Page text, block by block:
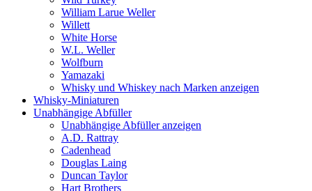
William Larue Weller
Willett
White Horse
W.L. Weller
Wolfburn
Yamazaki
Whisky und Whiskey nach Marken anzeigen
Whisky-Miniaturen
Unabhängige Abfüller
Unabhängige Abfüller anzeigen
A.D. Rattray
Cadenhead
Douglas Laing
Duncan Taylor
Hart Brothers